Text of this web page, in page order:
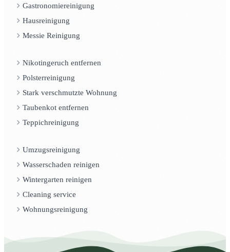
Gastronomiereinigung
Hausreinigung
Messie Reinigung
Nikotingeruch entfernen
Polsterreinigung
Stark verschmutzte Wohnung
Taubenkot entfernen
Teppichreinigung
Umzugsreinigung
Wasserschaden reinigen
Wintergarten reinigen
Cleaning service
Wohnungsreinigung